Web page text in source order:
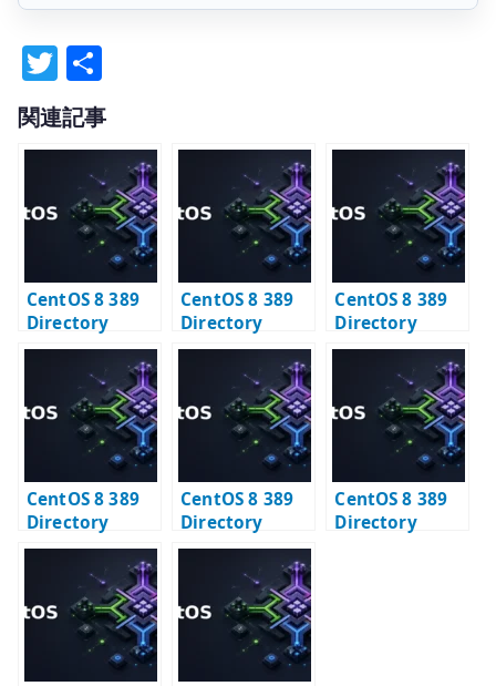
T
w
it
te
r
有
関連記事
CentOS 8 389
Directory
Server と
Postfix – メール
エイリアス
LDAP 連携
CentOS 8 389
Directory
Server – IPv4
で接続できるか
確認する
CentOS 8 389
Directory
Server – 旧セッ
トアップ方式を
CentOS 8 389
Directory
Server – 特定イ
ンスタンスを削
CentOS 8 389
Directory
Server 構築 #1
– 導入と TLS 証
明書の登録
CentOS 8 389
Directory